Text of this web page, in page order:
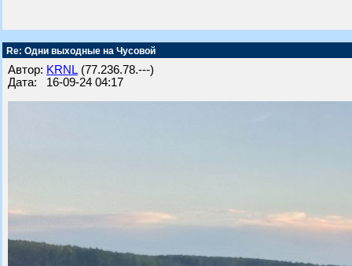
Re: Одни выходные на Чусовой
Автор: KRNL (77.236.78.---)
Дата: 16-09-24 04:17